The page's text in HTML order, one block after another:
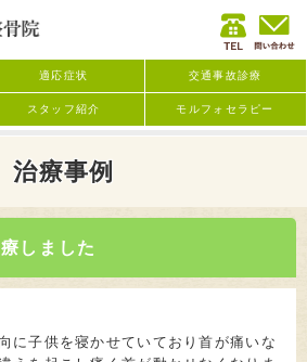
適応症状 交通事故診療
スタッフ紹介 モルフォセラピー
治療事例
しました
に子供を寝かせていており首が痛いな